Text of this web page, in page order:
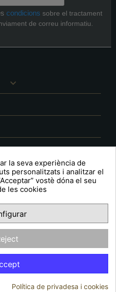
condicions sobre el tractament
de correu informatiu.

FacebookYouTubePinterest
la seva experiència de
personalitzats i analitzar el
vostè dóna el seu
les cookies
Política de privadesa i cookies